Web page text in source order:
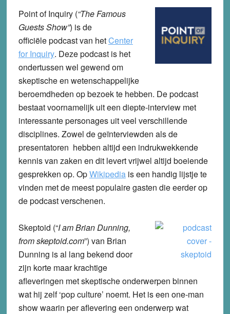
Point of Inquiry (“The Famous
Guests Show”) is de
officiële podcast van hetCenter
for Inquiry. Deze podcast is het
ondertussen wel gewend om
skeptische en wetenschappelijke
beroemdheden op bezoek te hebben. De podcast
bestaat voornamelijk uit een diepte-interview met
interessante personages uit veel verschillende
disciplines. Zowel de geïnterviewden als de
presentatoren hebben altijd een indrukwekkende
kennis van zaken en dit levert vrijwel altijd boeiende
gesprekken op. OpWikipediais een handig lijstje te
vinden met de meest populaire gasten die eerder op
de podcast verschenen.
Skeptoid (“I am Brian Dunning,
from skeptoid.com”) van Brian
Dunning is al lang bekend door
zijn korte maar krachtige
afleveringen met skeptische onderwerpen binnen
wat hij zelf ‘pop culture’ noemt. Het is een one-man
show waarin per aflevering een onderwerp wat